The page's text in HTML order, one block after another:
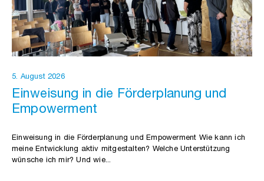
5. August 2026
Einweisung in die Förderplanung und
Empowerment
Einweisung in die Förderplanung und Empowerment Wie kann ich
meine Entwicklung aktiv mitgestalten? Welche Unterstützung
wünsche ich mir? Und wie...